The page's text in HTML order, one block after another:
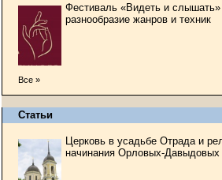
Фестиваль «Видеть и
разнообразие жанров и техник
Все »
Статьи
Церковь в усадьбе Отрада и
начинания Орловых-Давыдовых